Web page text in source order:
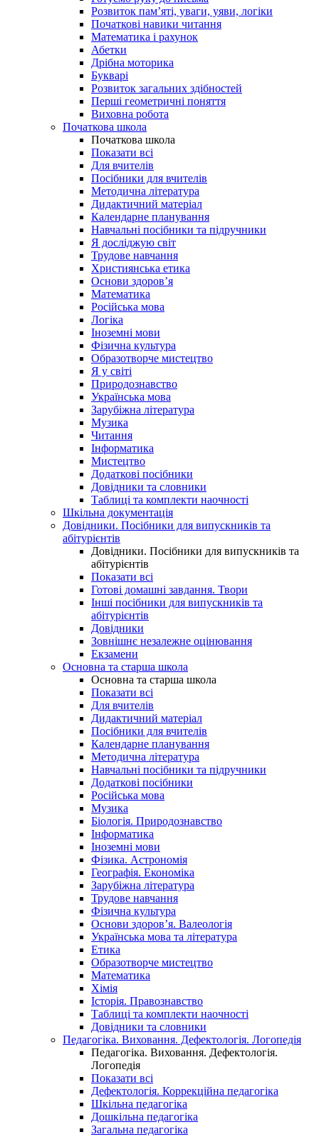
Розвиток пам’яті, уваги, уяви, логіки
Початкові навики читання
Математика і рахунок
Абетки
Дрібна моторика
Букварі
Розвиток загальних здібностей
Перші геометричні поняття
Виховна робота
Початкова школа
Початкова школа
Показати всі
Для вчителів
Посібники для вчителів
Методична література
Дидактичний матеріал
Календарне планування
Навчальні посібники та підручники
Я досліджую світ
Трудове навчання
Християнська етика
Основи здоров’я
Математика
Російська мова
Логіка
Іноземні мови
Фізична культура
Образотворче мистецтво
Я у світі
Природознавство
Українська мова
Зарубіжна література
Музика
Читання
Інформатика
Мистецтво
Додаткові посібники
Довідники та словники
Таблиці та комплекти наочності
Шкільна документація
Довідники. Посібники для випускників та
абітурієнтів
Довідники. Посібники для випускників та
абітурієнтів
Показати всі
Готові домашні завдання. Твори
Інші посібники для випускників та
абітурієнтів
Довідники
Зовнішнє незалежне оцінювання
Екзамени
Основна та старша школа
Основна та старша школа
Показати всі
Для вчителів
Дидактичний матеріал
Посібники для вчителів
Календарне планування
Методична література
Навчальні посібники та підручники
Додаткові посібники
Російська мова
Музика
Біологія. Природознавство
Інформатика
Іноземні мови
Фізика. Астрономія
Географія. Економіка
Зарубіжна література
Трудове навчання
Фізична культура
Основи здоров’я. Валеологія
Українська мова та література
Етика
Образотворче мистецтво
Математика
Хімія
Історія. Правознавство
Таблиці та комплекти наочності
Довідники та словники
Педагогіка. Виховання. Дефектологія. Логопедія
Педагогіка. Виховання. Дефектологія.
Логопедія
Показати всі
Дефектологія. Коррекційна педагогіка
Шкільна педагогіка
Дошкільна педагогіка
Загальна педагогіка